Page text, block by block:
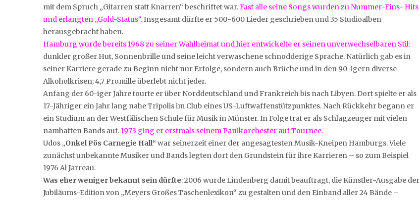
mit dem Spruch „Gitarren statt Knarren“ beschriftet war.Fast alle seine Songs wurden zu Nummer-Eins- Hits
und erlangten „Gold-Status“. Insgesamt dürfte er 500-600 Lieder geschrieben und 35 Studioalben
herausgebracht haben.
Hamburg wurde bereits 1968 zu seiner Wahlheimatund hier entwickelte er seinen unverwechselbaren Stil:
dunkler großer Hut, Sonnenbrille und seine leicht verwaschene schnodderige Sprache. Natürlich gab es in
seiner Karriere gerade zu Beginn nicht nur Erfolge, sondern auch Brüche und in den 90-igern diverse
Alkoholkrisen; 4,7 Promille überlebt nicht jeder.
Anfang der 60-iger Jahre tourte er über Norddeutschland und Frankreich bis nach Libyen. Dort spielte er als
17-Jähriger ein Jahr lang nahe Tripolis im Club eines US-Luftwaffenstützpunktes. Nach Rückkehr begann er
ein Studium an der Westfälischen Schule für Musik in Münster. In Folge trat er als Schlagzeuger mit vielen
namhaften Bands auf. 1973 ging er erstmals seinem Panikorchester auf Tournee.
Udos „Onkel Pös Carnegie Hall“war seinerzeit einer der angesagtesten Musik-Kneipen Hamburgs. Viele
zunächst unbekannte Musiker und Bands legten dort den Grundstein für ihre Karrieren – so zum Beispiel
1976 Al Jarreau.
Was eher weniger bekannt sein dürfte: 2006 wurde Lindenberg damit beauftragt, die Künstler-Ausgabe der
Jubiläums-Edition von „Meyers Großes Taschenlexikon“ zu gestalten und den Einband aller 24 Bände –